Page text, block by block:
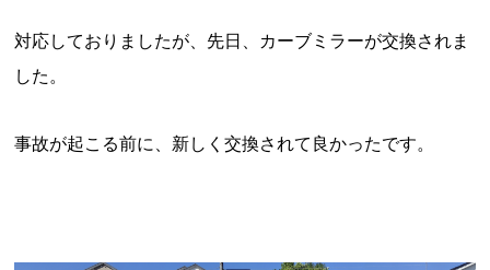
対応しておりましたが、先日、カーブミラーが交換されま
した。
事故が起こる前に、新しく交換されて良かったです。